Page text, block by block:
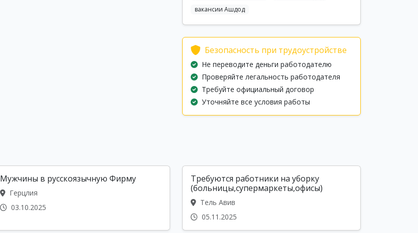
вакансии Ашдод
Безопасность при трудоустройстве
Не переводите деньги работодателю
Проверяйте легальность работодателя
Требуйте официальный договор
Уточняйте все условия работы
Мужчины в русскоязычную Фирму
Герцлия
03.10.2025
Требуются работники на уборку
(больницы,супермаркеты,офисы)
Тель Авив
05.11.2025